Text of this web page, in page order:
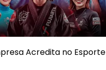
Acredita no Esporte